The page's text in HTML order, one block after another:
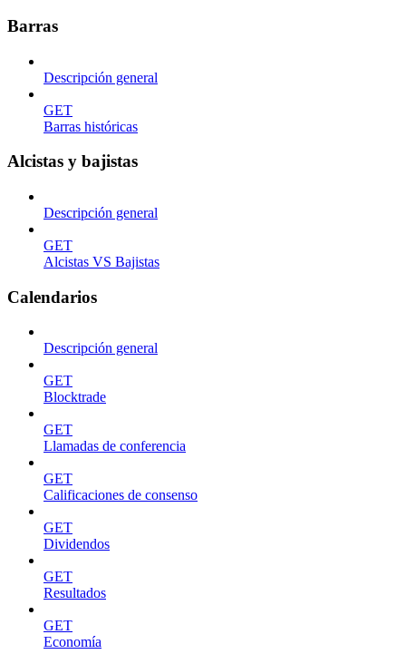
Barras
Descripción general
GET
Barras históricas
Alcistas y bajistas
Descripción general
GET
Alcistas VS Bajistas
Calendarios
Descripción general
GET
Blocktrade
GET
Llamadas de conferencia
GET
Calificaciones de consenso
GET
Dividendos
GET
Resultados
GET
Economía